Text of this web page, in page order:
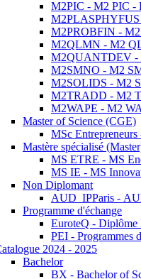
M2PIC - M2 PIC -
M2PLASPHYFUS
M2PROBFIN - M2
M2QLMN - M2
M2QUANTDEV -
M2SMNO - M2
M2SOLIDS - M2
M2TRADD - M2
M2WAPE - M2
Master of Science (CGE)
MSc
Mastère spécialisé
MS ETRE - MS
MS IE - MS
Non Diplomant
AUD_IPParis -
Programme d'échange
EuroteQ - Diplôme
PEI - Programmes
2024 - 2025
Bachelor
BX - Bachelor of